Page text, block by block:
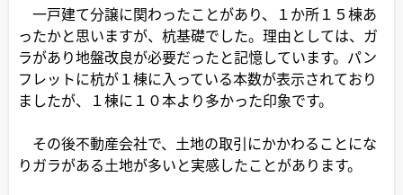
一戸建て分譲に関わったことがあり、１か所１５棟あ
ったかと思いますが、杭基礎でした。理由としては、ガ
ラがあり地盤改良が必要だったと記憶しています。パン
フレットに杭が１棟に入っている本数が表示されており
ましたが、１棟に１０本より多かった印象です。
その後不動産会社で、土地の取引にかかわることにな
りガラがある土地が多いと実感したことがあります。